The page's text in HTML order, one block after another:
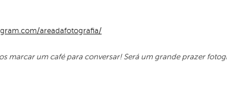
areadafotografia/
marcar um café para conversar! Será um grande prazer